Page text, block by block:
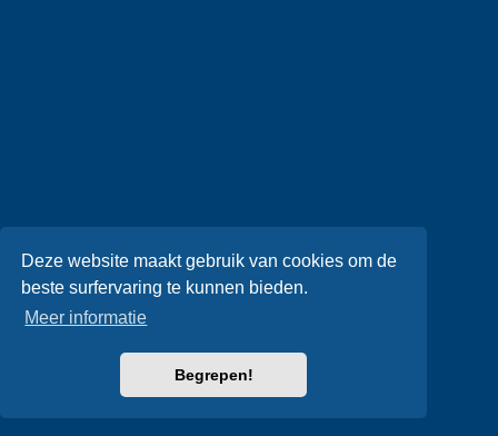
Deze website maakt gebruik van cookies om de
beste surfervaring te kunnen bieden.
Meer informatie
Begrepen!